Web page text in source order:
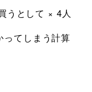
うとして × 4人
ってしまう計算